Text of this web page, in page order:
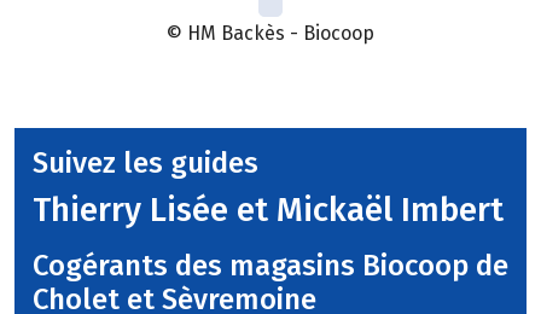
© HM Backès - Biocoop
Suivez les guides
Thierry Lisée et Mickaël Imbert
Cogérants des magasins Biocoop de
Cholet et Sèvremoine